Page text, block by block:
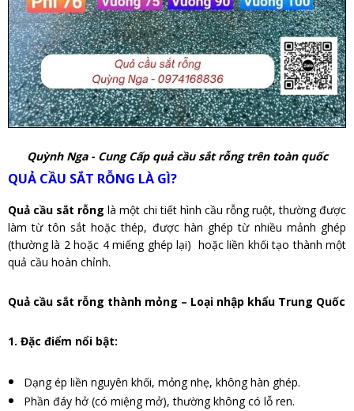
Quỳnh Nga - Cung Cấp quả cầu sắt rỗng trên toàn quốc
QUẢ CẦU SẮT RỖNG LÀ GÌ?
Quả cầu sắt rỗng là một chi tiết hình cầu rỗng ruột, thường được
làm từ tôn sắt hoặc thép, được hàn ghép từ nhiều mảnh ghép
(thường là 2 hoặc 4 miếng ghép lại) hoặc liền khối tạo thành một
quả cầu hoàn chỉnh.
Quả cầu sắt rỗng thành mỏng – Loại nhập khẩu Trung Quốc
1. Đặc điểm nổi bật:
Dạng ép liền nguyên khối, mỏng nhẹ, không hàn ghép.
Phần đáy hở (có miệng mở), thường không có lỗ ren.